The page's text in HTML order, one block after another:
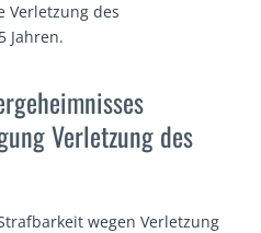
Verletzung des
Jahren.
Verletzung des
wegen Verletzung